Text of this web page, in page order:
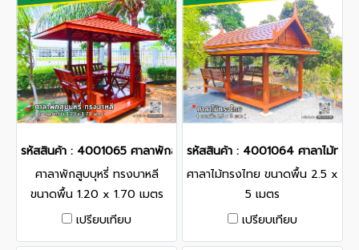
รหัสสินค้า : 4001065 ศาลาพักสูบบุหรี่ ทรงบาหลี ขนาดพื้น 1.20 x
ศาลาพักสูบบุหรี่ ทรงบาหลี
ขนาดพื้น 1.20 x 1.70 เมตร
เปรียบเทียบ
รหัสสินค้า : 4001064 ศาลาไม้ทร
ศาลาไม้ทรงไทย ขนาดพื้น 2.5 x
5 เมตร
เปรียบเทียบ